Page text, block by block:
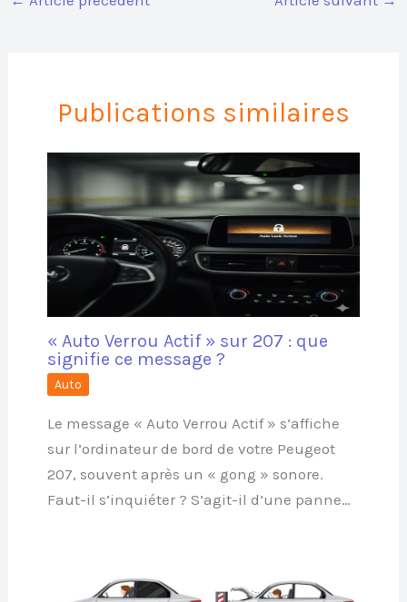
Publications similaires
« Auto Verrou Actif » sur 207 : que
signifie ce message ?
Auto
Le message « Auto Verrou Actif » s’affiche
sur l’ordinateur de bord de votre Peugeot
207, souvent après un « gong » sonore.
Faut-il s’inquiéter ? S’agit-il d’une panne…